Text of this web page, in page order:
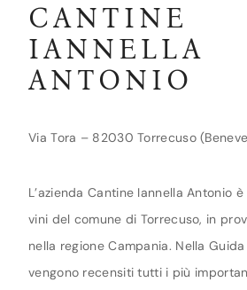
CANTINE
IANNELLA
ANTONIO
Via Tora – 82030 Torrecuso
L’azienda Cantine Iannella Antonio
vini del comune di Torrecuso, in
nella regione Campania. Nella
vengono recensiti tutti i più